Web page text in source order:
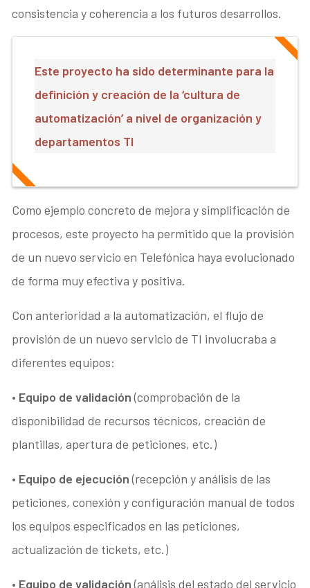
consistencia y coherencia a los futuros desarrollos.
Este proyecto ha sido determinante para la
definición y creación de la ‘cultura de
automatización’ a nivel de organización y
departamentos TI
Como ejemplo concreto de mejora y simplificación de
procesos, este proyecto ha permitido que la provisión
de un nuevo servicio en Telefónica haya evolucionado
de forma muy efectiva y positiva.
Con anterioridad a la automatización, el flujo de
provisión de un nuevo servicio de TI involucraba a
diferentes equipos:
• Equipo de validación(comprobación de la
disponibilidad de recursos técnicos, creación de
plantillas, apertura de peticiones, etc.)
• Equipo de ejecución(recepción y análisis de las
peticiones, conexión y configuración manual de todos
los equipos especificados en las peticiones,
actualización de tickets, etc.)
• Equipo de validación(análisis del estado del servicio